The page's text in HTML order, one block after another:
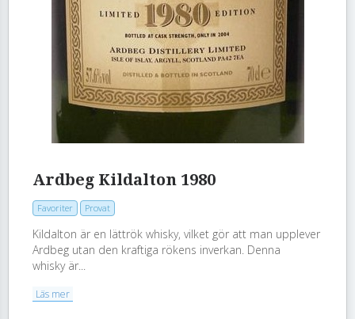
Ardbeg Kildalton 1980
Favoriter Provat
Kildalton är en lättrök whisky, vilket gör att man upplever
Ardbeg utan den kraftiga rökens inverkan. Denna
whisky är...
Läs mer